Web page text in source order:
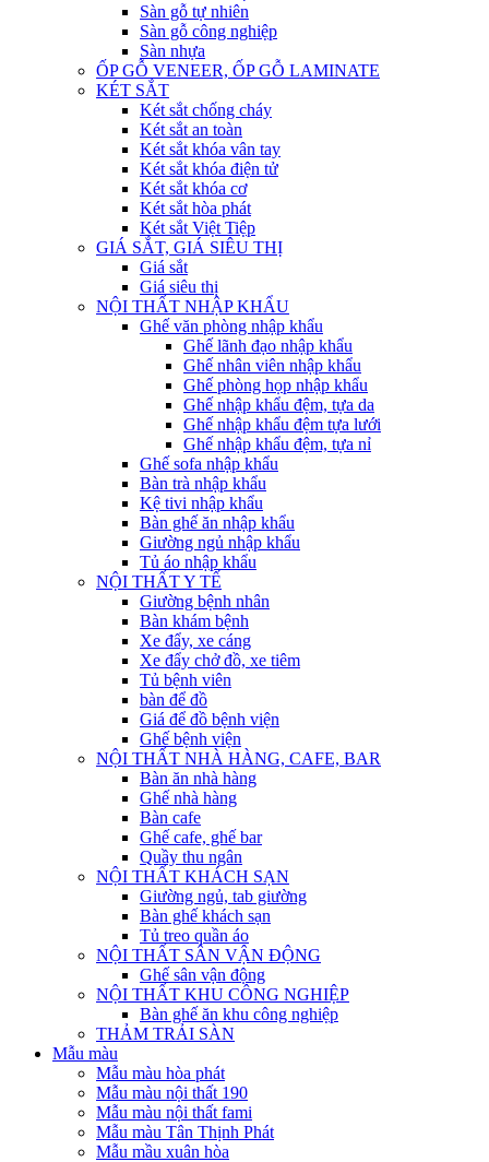
Sàn gỗ tự nhiên
Sàn gỗ công nghiệp
Sàn nhựa
ỐP GỖ VENEER, ỐP GỖ LAMINATE
KÉT SẮT
Két sắt chống cháy
Két sắt an toàn
Két sắt khóa vân tay
Két sắt khóa điện tử
Két sắt khóa cơ
Két sắt hòa phát
Két sắt Việt Tiệp
GIÁ SẮT, GIÁ SIÊU THỊ
Giá sắt
Giá siêu thị
NỘI THẤT NHẬP KHẨU
Ghế văn phòng nhập khẩu
Ghế lãnh đạo nhập khẩu
Ghế nhân viên nhập khẩu
Ghế phòng họp nhập khẩu
Ghế nhập khẩu đệm, tựa da
Ghế nhập khẩu đệm tựa lưới
Ghế nhập khẩu đệm, tựa nỉ
Ghế sofa nhập khẩu
Bàn trà nhập khẩu
Kệ tivi nhập khẩu
Bàn ghế ăn nhập khẩu
Giường ngủ nhập khẩu
Tủ áo nhập khẩu
NỘI THẤT Y TẾ
Giường bệnh nhân
Bàn khám bệnh
Xe đẩy, xe cáng
Xe đẩy chở đồ, xe tiêm
Tủ bệnh viên
bàn để đồ
Giá để đồ bệnh viện
Ghế bệnh viện
NỘI THẤT NHÀ HÀNG, CAFE, BAR
Bàn ăn nhà hàng
Ghế nhà hàng
Bàn cafe
Ghế cafe, ghế bar
Quầy thu ngân
NỘI THẤT KHÁCH SẠN
Giường ngủ, tab giường
Bàn ghế khách sạn
Tủ treo quần áo
NỘI THẤT SÂN VẬN ĐỘNG
Ghế sân vận động
NỘI THẤT KHU CÔNG NGHIỆP
Bàn ghế ăn khu công nghiệp
THẢM TRẢI SÀN
Mẫu màu
Mẫu màu hòa phát
Mẫu màu nội thất 190
Mẫu màu nội thất fami
Mẫu màu Tân Thịnh Phát
Mẫu mầu xuân hòa